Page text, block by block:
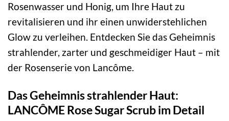
Rosenwasser und Honig, um Ihre Haut zu
revitalisieren und ihr einen unwiderstehlichen
Glow zu verleihen. Entdecken Sie das Geheimnis
strahlender, zarter und geschmeidiger Haut – mit
der Rosenserie von Lancôme.
Das Geheimnis strahlender Haut:
LANCÔME Rose Sugar Scrub im Detail